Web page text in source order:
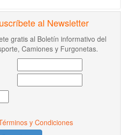
al Newsletter
gratis al Boletín informativo del
Camiones y Furgonetas.
y Condiciones